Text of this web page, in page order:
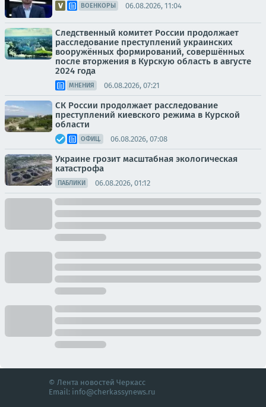
ВОЕНКОРЫ 06.08.2026, 11:04
Следственный комитет России продолжает
расследование преступлений украинских
вооружённых формирований, совершённых
после вторжения в Курскую область в августе
2024 года
МНЕНИЯ 06.08.2026, 07:21
СК России продолжает расследование
преступлений киевского режима в Курской
области
ОФИЦ. 06.08.2026, 07:08
Украине грозит масштабная экологическая
катастрофа
ПАБЛИКИ 06.08.2026, 01:12
© Лента новостей Черкасс
Email: info@cherkassynews.ru